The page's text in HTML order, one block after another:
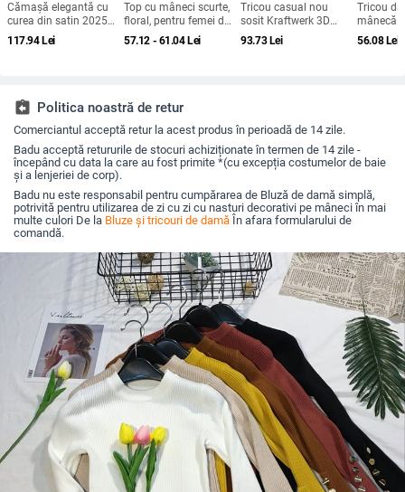
Cămașă elegantă cu
curea din satin 2025
Vara transfrontalieră
Îmbrăcăminte pentru
Station
117.94Lei
Top cu mâneci scurte,
floral, pentru femei de
vârstă mijlocie,
primăvară-vară, plus
57.12 - 61.04Lei
Tricou casual nou
sosit Kraftwerk 3D
Tricou negru Electro
93.73Lei
Tricou
mânecă
rotund,
amestec
56.08Lei
assignment_return Politica noastră de retur
Comerciantul acceptă retur la acest produs în perioadă de 14 zile.
Badu acceptă retururile de stocuri achiziționate în termen de 14 zile -
începând cu data la care au fost primite *(cu excepția costumelor de baie
și a lenjeriei de corp).
Badu nu este responsabil pentru cumpărarea de Bluză de damă simplă,
potrivită pentru utilizarea de zi cu zi cu nasturi decorativi pe mâneci în mai
multe culori De la Bluze și tricouri de damă În afara formularului de
comandă.